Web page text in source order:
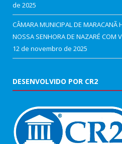
de 2025
CÂMARA MUNICIPAL DE MARACANÃ
NOSSA SENHORA DE NAZARÉ COM
12 de novembro de 2025
DESENVOLVIDO POR CR2